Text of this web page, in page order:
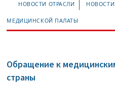
НОВОСТИ ОТРАСЛИ
МЕДИЦИНСКОЙ ПАЛАТЫ
Обращение к
страны